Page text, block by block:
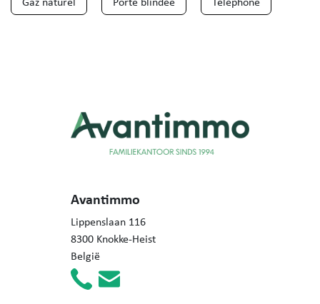
Avantimmo
Lippenslaan 116
8300 Knokke-Heist
België